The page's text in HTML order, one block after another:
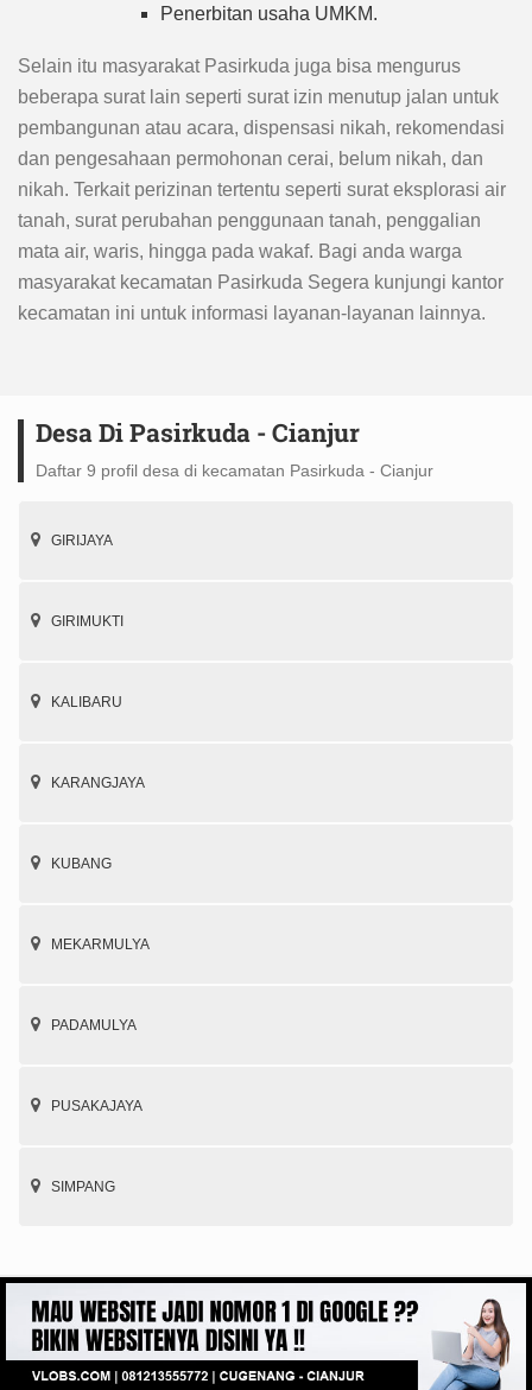
Penerbitan usaha UMKM.
Selain itu masyarakat Pasirkuda juga bisa mengurus
beberapa surat lain seperti surat izin menutup jalan untuk
pembangunan atau acara, dispensasi nikah, rekomendasi
dan pengesahaan permohonan cerai, belum nikah, dan
nikah. Terkait perizinan tertentu seperti surat eksplorasi air
tanah, surat perubahan penggunaan tanah, penggalian
mata air, waris, hingga pada wakaf. Bagi anda warga
masyarakat kecamatan Pasirkuda Segera kunjungi kantor
kecamatan ini untuk informasi layanan-layanan lainnya.
Desa Di Pasirkuda - Cianjur
Daftar 9 profil desa di kecamatan Pasirkuda - Cianjur
GIRIJAYA
GIRIMUKTI
KALIBARU
KARANGJAYA
KUBANG
MEKARMULYA
PADAMULYA
PUSAKAJAYA
SIMPANG